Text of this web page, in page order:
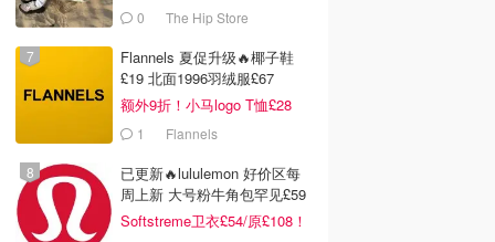
0 The Hip Store
Flannels 夏促升级🔥椰子鞋
£19 北面1996羽绒服£67
额外9折！小马logo T恤£28
1 Flannels
已更新🔥lululemon 好价区每
周上新 大号粉牛角包罕见£59
Softstreme卫衣£54/原£108！